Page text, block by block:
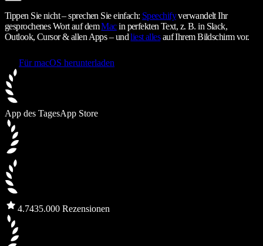
Tippen Sie nicht – sprechen Sie einfach: Speechifyverwandelt Ihr
gesprochenes Wort auf demMacin perfekten Text, z. B. in Slack,
Outlook, Cursor & allen Apps – undliest allesauf Ihrem Bildschirm vor.
Für macOS herunterladen
App des TagesApp Store
4.7435.000 Rezensionen